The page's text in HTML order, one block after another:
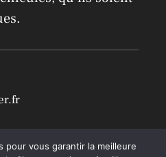
pour vous garantir la meilleure